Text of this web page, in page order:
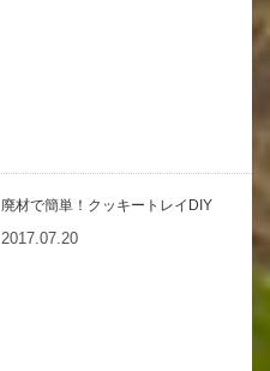
廃材で簡単！クッキートレイDIY
2017.07.20